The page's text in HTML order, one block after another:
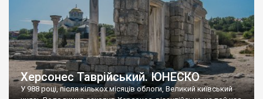
Херсонес Таврійський. ЮНЕСКО
У 988 році, після кількох місяців облоги, Великий київський